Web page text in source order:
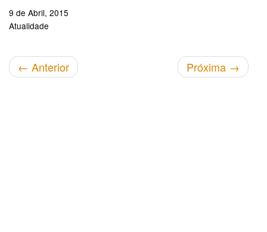
9 de Abril, 2015
Atualidade
← Anterior Próxima →